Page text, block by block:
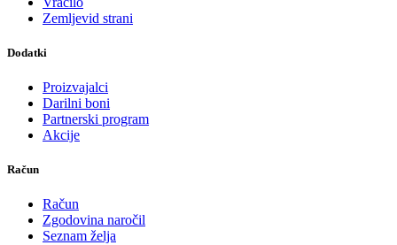
Zemljevid strani
Dodatki
Proizvajalci
Darilni boni
Partnerski program
Akcije
Račun
Račun
Zgodovina naročil
Seznam želja